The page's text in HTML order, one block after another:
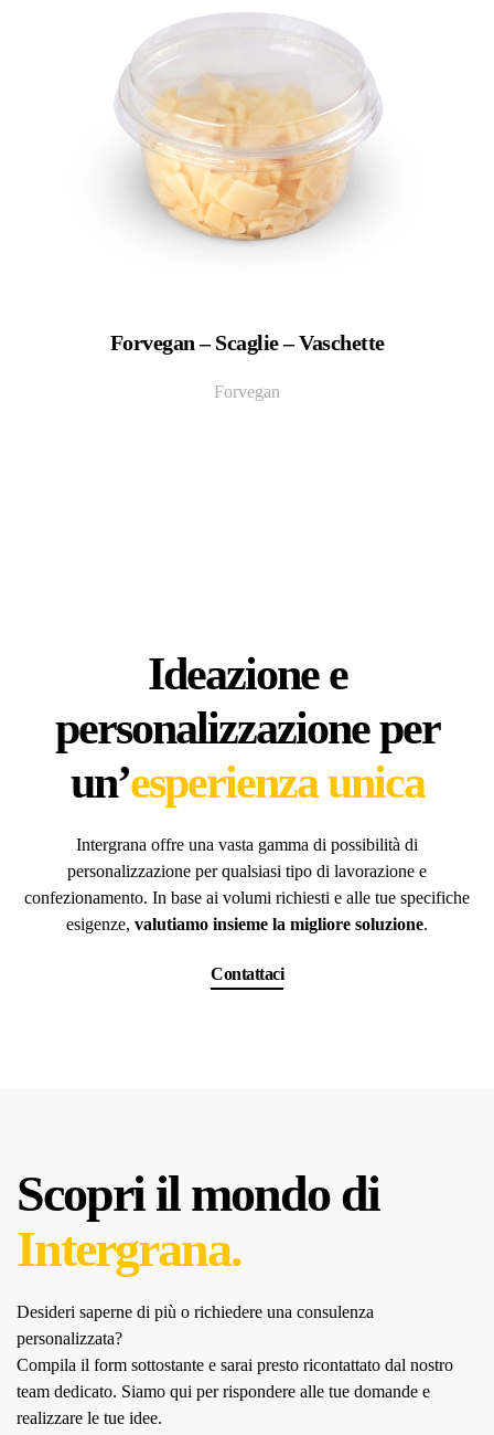
Forvegan – Scaglie – Vaschette
Forvegan
Ideazione e
personalizzazione per
un’esperienza unica
Intergrana offre una vasta gamma di possibilità di
personalizzazione per qualsiasi tipo di lavorazione e
confezionamento. In base ai volumi richiesti e alle tue specifiche
esigenze, valutiamo insieme la migliore soluzione.
Contattaci
Scopri il mondo di
Intergrana.
Desideri saperne di più o richiedere una consulenza
personalizzata?
Compila il form sottostante e sarai presto ricontattato dal nostro
team dedicato. Siamo qui per rispondere alle tue domande e
realizzare le tue idee.